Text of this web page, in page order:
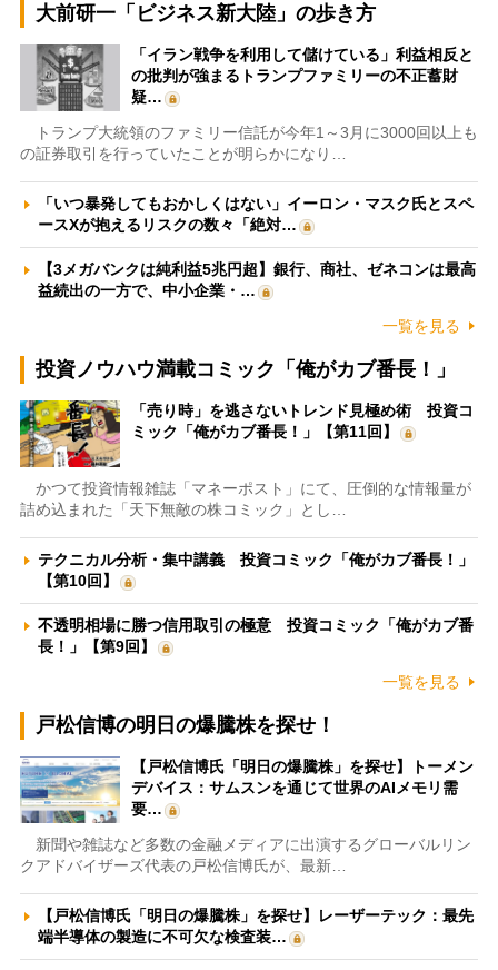
大前研一「ビジネス新大陸」の歩き方
「イラン戦争を利用して儲けている」利益相反と
の批判が強まるトランプファミリーの不正蓄財
疑…
トランプ大統領のファミリー信託が今年1～3月に3000回以上も
の証券取引を行っていたことが明らかになり…
「いつ暴発してもおかしくはない」イーロン・マスク氏とスペ
ースXが抱えるリスクの数々「絶対…
【3メガバンクは純利益5兆円超】銀行、商社、ゼネコンは最高
益続出の一方で、中小企業・…
一覧を見る
投資ノウハウ満載コミック「俺がカブ番長！」
「売り時」を逃さないトレンド見極め術 投資コ
ミック「俺がカブ番長！」【第11回】
かつて投資情報雑誌「マネーポスト」にて、圧倒的な情報量が
詰め込まれた「天下無敵の株コミック」とし…
テクニカル分析・集中講義 投資コミック「俺がカブ番長！」
【第10回】
不透明相場に勝つ信用取引の極意 投資コミック「俺がカブ番
長！」【第9回】
一覧を見る
戸松信博の明日の爆騰株を探せ！
【戸松信博氏「明日の爆騰株」を探せ】トーメン
デバイス：サムスンを通じて世界のAIメモリ需
要…
新聞や雑誌など多数の金融メディアに出演するグローバルリン
クアドバイザーズ代表の戸松信博氏が、最新…
【戸松信博氏「明日の爆騰株」を探せ】レーザーテック：最先
端半導体の製造に不可欠な検査装…